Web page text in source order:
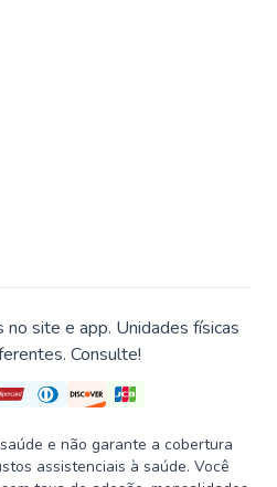
no site e app. Unidades físicas
Consulte!
e não garante a cobertura
assistenciais à saúde. Você